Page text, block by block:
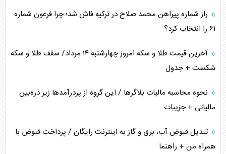
خطای راهبردی ترامپ مقابل برزیل
راز شماره پیراهن محمد صلاح در ترکیه فاش شد؛ چرا فرعون شماره
۶۱ را انتخاب کرد؟
آخرین قیمت طلا و سکه امروز چهارشنبه ۱۴ مرداد/ سقف طلا و سکه
شکست + جدول
نحوه محاسبه مالیات بلاگر‌ها / این گروه از پردرآمد‌ها زیر ذره‌بین
مالیاتی + جزییات
تبدیل قبوض آب، برق و گاز به اینترنت رایگان / پرداخت قبوض با
همراه من + راهنما